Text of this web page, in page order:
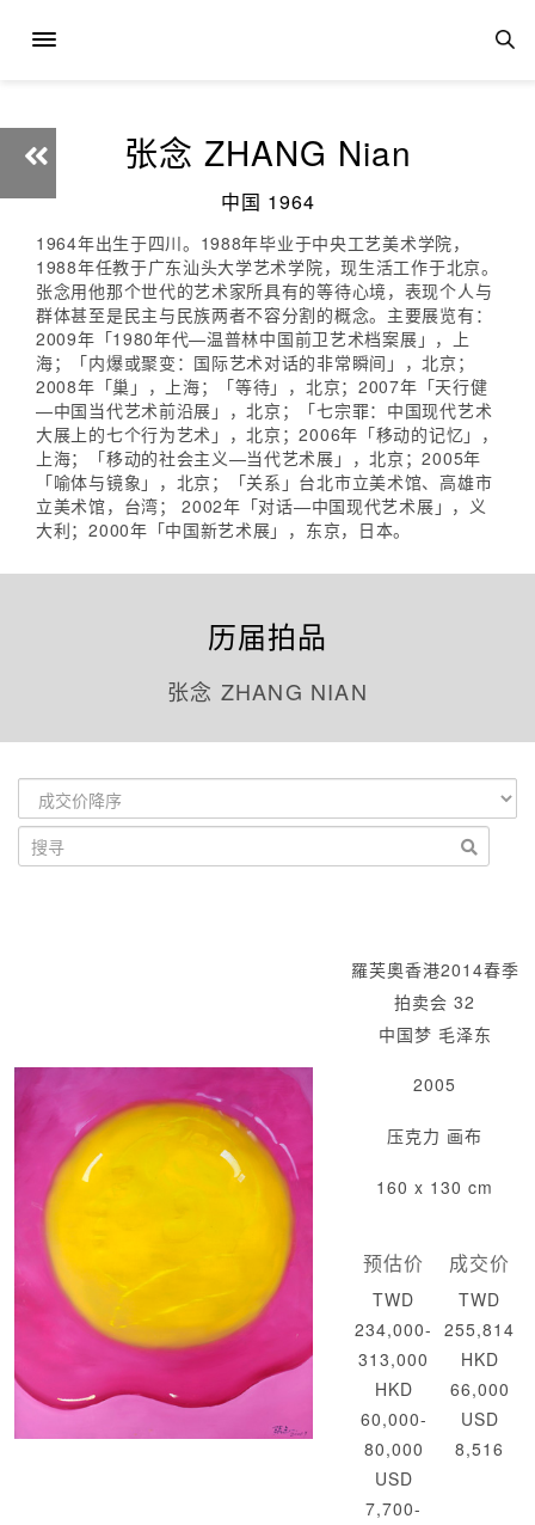
张念 ZHANG Nian
中国 1964
1964年出生于四川。1988年毕业于中央工艺美术学院，
1988年任教于广东汕头大学艺术学院，现生活工作于北京。
张念用他那个世代的艺术家所具有的等待心境，表现个人与
群体甚至是民主与民族两者不容分割的概念。主要展览有：
2009年「1980年代—温普林中国前卫艺术档案展」，上
海；「内爆或聚变：国际艺术对话的非常瞬间」，北京；
2008年「巢」，上海；「等待」，北京；2007年「天行健
—中国当代艺术前沿展」，北京；「七宗罪：中国现代艺术
大展上的七个行为艺术」，北京；2006年「移动的记忆」，
上海；「移动的社会主义—当代艺术展」，北京；2005年
「喻体与镜象」，北京；「关系」台北市立美术馆、高雄市
立美术馆，台湾； 2002年「对话—中国现代艺术展」，义
大利；2000年「中国新艺术展」，东京，日本。
历届拍品
张念 ZHANG NIAN
羅芙奧香港2014春季
拍卖会 32
中国梦 毛泽东
2005
压克力 画布
160 x 130 cm
预估价
TWD
234,000-
313,000
HKD
60,000-
80,000
USD
7,700-
成交价
TWD
255,814
HKD
66,000
USD
8,516